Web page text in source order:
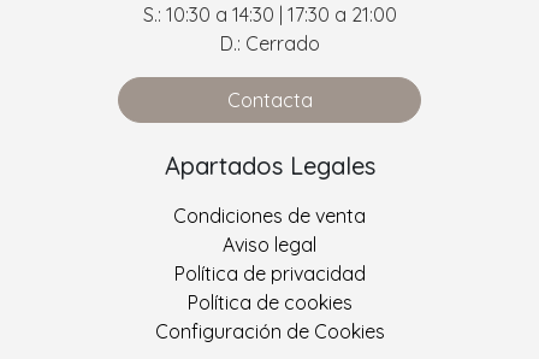
S.: 10:30 a 14:30 | 17:30 a 21:00
D.: Cerrado
Contacta
Apartados Legales
Condiciones de venta
Aviso legal
Política de privacidad
Política de cookies
Configuración de Cookies